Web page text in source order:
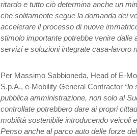
ritardo e tutto ciò determina anche un
che solitamente segue la domanda dei
accelerare il processo di nuove
stimolo importante potrebbe venire dalle
servizi e soluzioni integrate casa-lavoro
Per Massimo Sabbioneda, Head of E-
S.p.A., e-Mobility General Contractor “lo
pubblica amministrazione, non solo al
controllate potrebbero dare ai propri
mobilità sostenibile introducendo veicoli
Penso anche al parco auto delle forze